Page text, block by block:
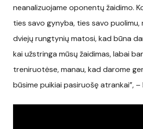
neanalizuojame oponentų žaidimo.
ties savo gynyba, ties savo puolimu,
dviejų rungtynių matosi, kad būna
kai užstringa mūsų žaidimas, labai
treniruotėse, manau, kad darome
būsime puikiai pasiruošę atrankai”, –